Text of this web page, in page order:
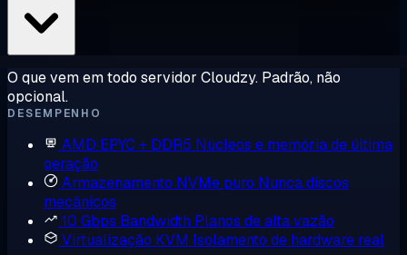
O que vem em todo servidor Cloudzy. Padrão, não
opcional.
DESEMPENHO
AMD EPYC + DDR5 Núcleos e memória de última
geração
Armazenamento NVMe puro Nunca discos
mecânicos
10 Gbps Bandwidth Planos de alta vazão
Virtualização KVM Isolamento de hardware real